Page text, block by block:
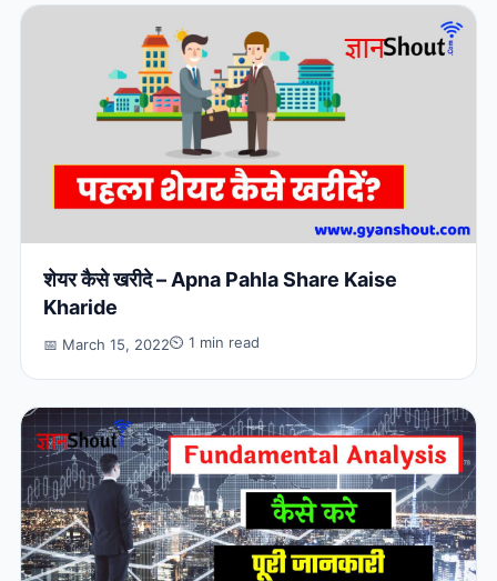
शेयर कैसे खरीदे – Apna Pahla Share Kaise
Kharide
📅 March 15, 2022⏲ 1 min read